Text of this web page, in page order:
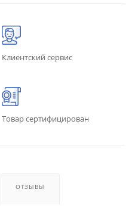
Клиентский сервис
Товар сертифицирован
ОТЗЫВЫ